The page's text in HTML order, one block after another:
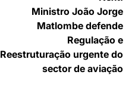
Ministro João Jorge
Matlombe defende
Regulação e
Reestruturação urgente do
sector de aviação